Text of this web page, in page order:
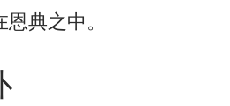
典之中。